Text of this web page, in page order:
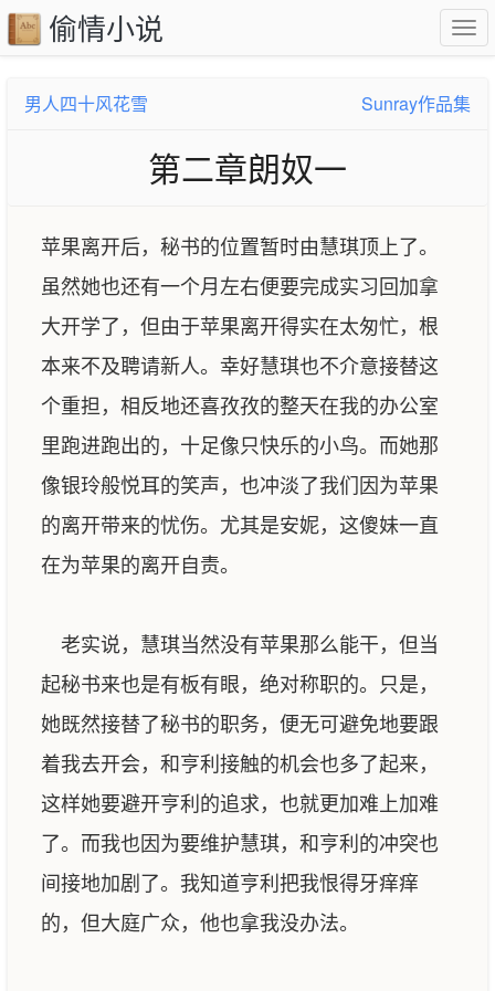
偷情小说
男人四十风花雪 Sunray作品集
第二章朗奴一
苹果离开后，秘书的位置暂时由慧琪顶上了。
虽然她也还有一个月左右便要完成实习回加拿
大开学了，但由于苹果离开得实在太匆忙，根
本来不及聘请新人。幸好慧琪也不介意接替这
个重担，相反地还喜孜孜的整天在我的办公室
里跑进跑出的，十足像只快乐的小鸟。而她那
像银玲般悦耳的笑声，也冲淡了我们因为苹果
的离开带来的忧伤。尤其是安妮，这傻妹一直
在为苹果的离开自责。
老实说，慧琪当然没有苹果那么能干，但当
起秘书来也是有板有眼，绝对称职的。只是，
她既然接替了秘书的职务，便无可避免地要跟
着我去开会，和亨利接触的机会也多了起来，
这样她要避开亨利的追求，也就更加难上加难
了。而我也因为要维护慧琪，和亨利的冲突也
间接地加剧了。我知道亨利把我恨得牙痒痒
的，但大庭广众，他也拿我没办法。